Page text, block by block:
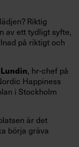
Riktig
av ett tydligt syfte,
på riktigt och
, hr-chef på
Happiness
i Stockholm
är det
börja gräva